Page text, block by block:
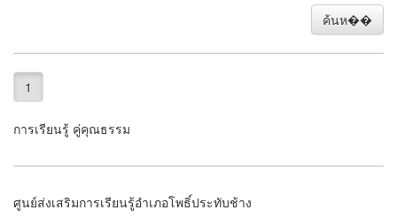
ค้นห��
1
การเรียนรู้ คู่คุณธรรม
ศูนย์ส่งเสริมการเรียนรู้อำเภอโพธิ์ประทับช้าง